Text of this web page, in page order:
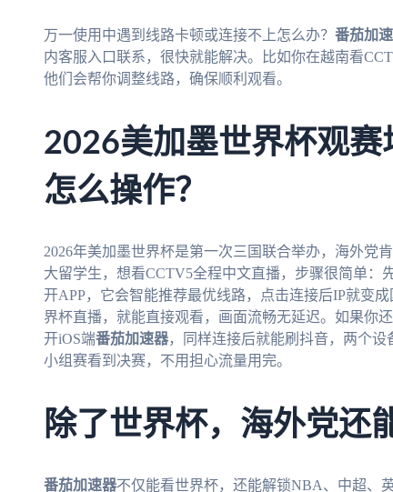
万一使用中遇到线路卡顿或连接不上怎么办？ 番茄加
内客服入口联系，很快就能解决。比如你在越南看
他们会帮你调整线路，确保顺利观看。
2026美加墨世界杯观
怎么操作？
2026年美加墨世界杯是第一次三国联合举办，海外党
大留学生，想看CCTV5全程中文直播，步骤很简单：
开APP，它会智能推荐最优线路，点击连接后IP就变
界杯直播，就能直接观看，画面流畅无延迟。如果你
开iOS端番茄加速器，同样连接后就能刷抖音，两个
小组赛看到决赛，不用担心流量用完。
除了世界杯，海外党还
番茄加速器不仅能看世界杯，还能解锁NBA、中超、